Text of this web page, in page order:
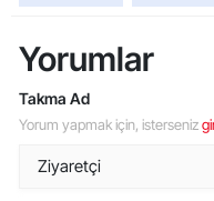
Yorumlar
Takma Ad
Yorum yapmak için, isterseniz